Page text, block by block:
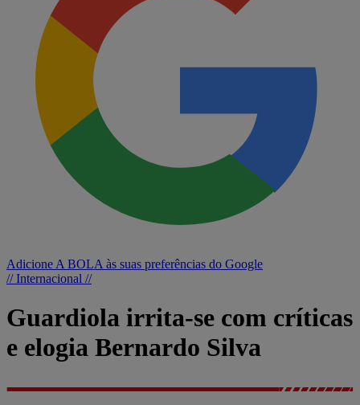
Adicione A BOLA às suas preferências do Google
// Internacional //
Guardiola irrita-se com críticas
e elogia Bernardo Silva